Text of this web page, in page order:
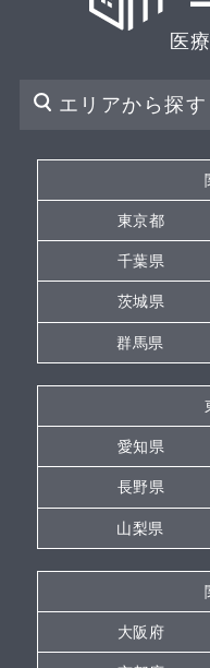
医
エリアから探す
東京都
千葉県
茨城県
群馬県
愛知県
長野県
山梨県
大阪府